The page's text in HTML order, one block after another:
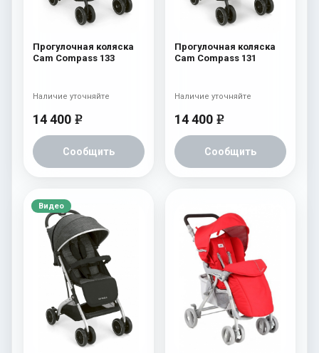
Прогулочная коляска
Cam Compass 133
14 400 e
Сообщить
Наличие уточняйте
Прогулочная коляска
Cam Compass 131
14 400 e
Сообщить
Наличие уточняйте
Видео